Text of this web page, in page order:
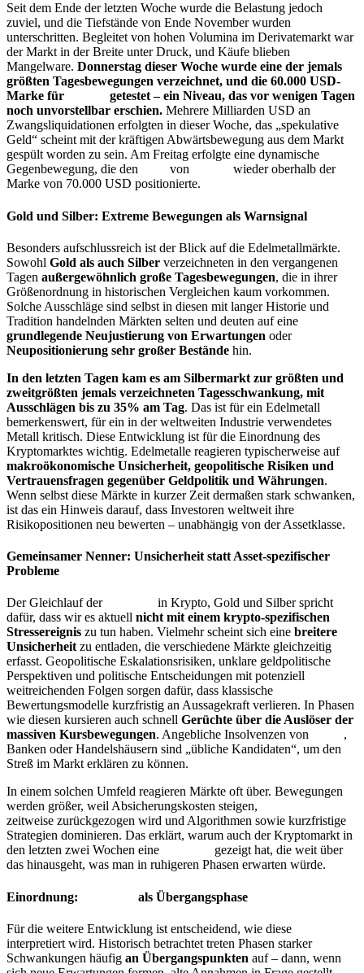
Seit dem Ende der letzten Woche wurde die Belastung jedoch
zuviel, und die Tiefstände von Ende November wurden
unterschritten. Begleitet von hohen Volumina im Derivatemarkt war
der Markt in der Breite unter Druck, und Käufe blieben
Mangelware. Donnerstag dieser Woche wurde eine der jemals
größten Tagesbewegungen verzeichnet, und die 60.000 USD-
Marke für
getestet – ein Niveau, das vor wenigen Tagen
noch unvorstellbar erschien. Mehrere Milliarden USD an
Zwangsliquidationen erfolgten in dieser Woche, das „spekulative
Geld“ scheint mit der kräftigen Abwärtsbewegung aus dem Markt
gespült worden zu sein. Am Freitag erfolgte eine dynamische
Gegenbewegung, die den
von
wieder oberhalb der
Marke von 70.000 USD positionierte.
Gold und Silber: Extreme Bewegungen als Warnsignal
Besonders aufschlussreich ist der Blick auf die Edelmetallmärkte.
Sowohl Gold als auch Silber verzeichneten in den vergangenen
Tagen außergewöhnlich große Tagesbewegungen, die in ihrer
Größenordnung in historischen Vergleichen kaum vorkommen.
Solche Ausschläge sind selbst in diesen mit langer Historie und
Tradition handelnden Märkten selten und deuten auf eine
grundlegende Neujustierung von Erwartungen oder
Neupositionierung sehr großer Bestände hin.
In den letzten Tagen kam es am Silbermarkt zur größten und
zweitgrößten jemals verzeichneten Tagesschwankung, mit
Ausschlägen bis zu 35% am Tag. Das ist für ein Edelmetall
bemerkenswert, für ein in der weltweiten Industrie verwendetes
Metall kritisch. Diese Entwicklung ist für die Einordnung des
Kryptomarktes wichtig. Edelmetalle reagieren typischerweise auf
makroökonomische Unsicherheit, geopolitische Risiken und
Vertrauensfragen gegenüber Geldpolitik und Währungen.
Wenn selbst diese Märkte in kurzer Zeit dermaßen stark schwanken,
ist das ein Hinweis darauf, dass Investoren weltweit ihre
Risikopositionen neu bewerten – unabhängig von der Assetklasse.
Gemeinsamer Nenner: Unsicherheit statt Asset-spezifischer
Probleme
Der Gleichlauf der
in Krypto, Gold und Silber spricht
dafür, dass wir es aktuell nicht mit einem krypto-spezifischen
Stressereignis zu tun haben. Vielmehr scheint sich eine breitere
Unsicherheitzu entladen, die verschiedene Märkte gleichzeitig
erfasst. Geopolitische Eskalationsrisiken, unklare geldpolitische
Perspektiven und politische Entscheidungen mit potenziell
weitreichenden Folgen sorgen dafür, dass klassische
Bewertungsmodelle kurzfristig an Aussagekraft verlieren. In Phasen
wie diesen kursieren auch schnell Gerüchte über die Auslöser der
massiven Kursbewegungen. Angebliche Insolvenzen von
,
Banken oder Handelshäusern sind „übliche Kandidaten“, um den
Streß im Markt erklären zu können.
In einem solchen Umfeld reagieren Märkte oft über. Bewegungen
werden größer, weil Absicherungskosten steigen,
zeitweise zurückgezogen wird und Algorithmen sowie kurzfristige
Strategien dominieren. Das erklärt, warum auch der Kryptomarkt in
den letzten zwei Wochen eine
gezeigt hat, die weit über
das hinausgeht, was man in ruhigeren Phasen erwarten würde.
Einordnung: als Übergangsphase
Für die weitere Entwicklung ist entscheidend, wie diese
interpretiert wird. Historisch betrachtet treten Phasen starker
Schwankungen häufig an Übergangspunkten auf – dann, wenn